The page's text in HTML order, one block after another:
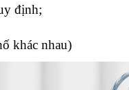
định;
khác nhau)